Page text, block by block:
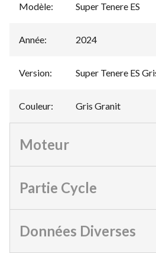
Modèle: Super Tenere ES
Année: 2024
Version: Super Tenere ES
Couleur: Gris Granit
Moteur
Partie Cycle
Données Diverses